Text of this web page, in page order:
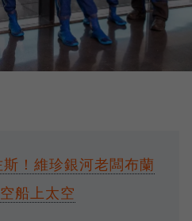
！維珍銀河老闆布蘭
船上太空